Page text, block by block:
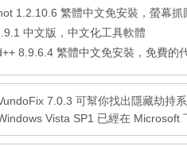
繁體中文免安裝，螢幕抓圖軟體，1.3.315
中文版，中文化工具軟體
8.9.6.4 繁體中文免安裝，免費的代碼編
7.0.3 可幫你找出隱藏劫持
Vista SP1 已經在 Microsoft